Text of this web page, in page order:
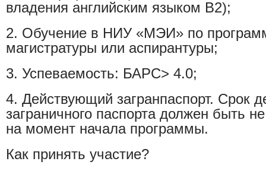
владения английским языком B2);
2. Обучение в НИУ «МЭИ» по
магистратуры или аспирантуры;
3. Успеваемость: БАРС> 4.0;
4. Действующий загранпаспорт. Срок
заграничного паспорта должен быть
на момент начала программы.
Как принять участие?